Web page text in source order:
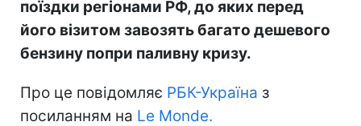
поїздки регіонами РФ, до яких перед
його візитом завозять багато дешевого
бензину попри паливну кризу.
Про це повідомляє РБК-Україна з
посиланням на Le Monde.